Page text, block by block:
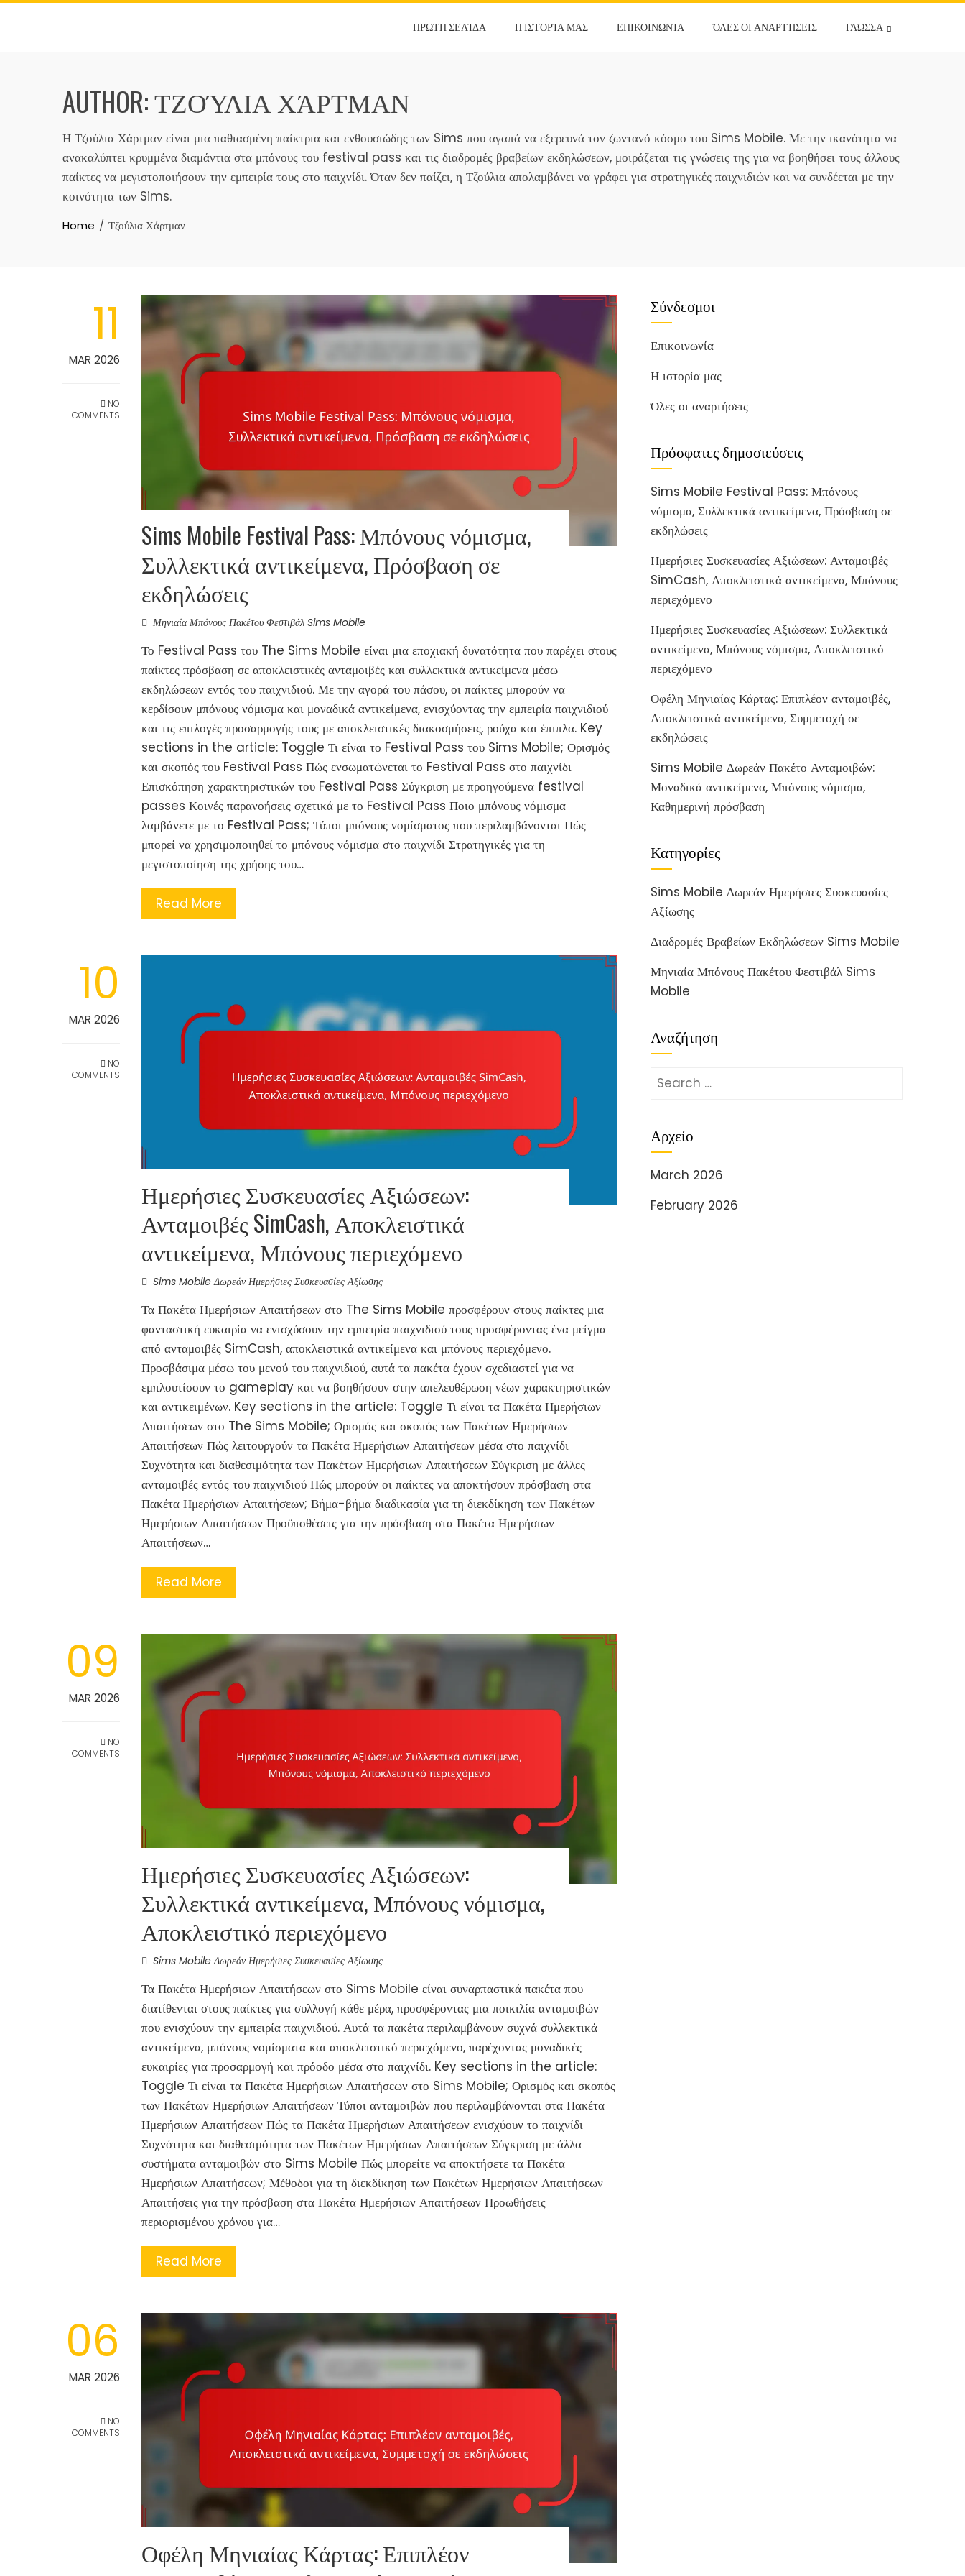
Skip
ΠΡΏΤΗ ΣΕΛΊΔΑ Η ΙΣΤΟΡΊΑ ΜΑΣ ΕΠΙΚΟΙΝΩΝΊΑ ΌΛΕΣ ΟΙ ΑΝΑΡΤΉΣΕΙΣ ΓΛΏΣΣΑ
AUTHOR:ΤΖΟΎΛΙΑ ΧΆΡΤΜΑΝ
Η Τζούλια Χάρτμαν είναι μια παθιασμένη παίκτρια και ενθουσιώδης των Sims που αγαπά να εξερευνά τον ζωντανό κόσμο του Sims Mobile. Με την ικανότητα να
ανακαλύπτει κρυμμένα διαμάντια στα μπόνους του festival pass και τις διαδρομές βραβείων εκδηλώσεων, μοιράζεται τις γνώσεις της για να βοηθήσει τους άλλους
παίκτες να μεγιστοποιήσουν την εμπειρία τους στο παιχνίδι. Όταν δεν παίζει, η Τζούλια απολαμβάνει να γράφει για στρατηγικές παιχνιδιών και να συνδέεται με την
κοινότητα των Sims.
Home Τζούλια Χάρτμαν
11
MAR 2026
NO
COMMENTS
Sims Mobile Festival Pass: Μπόνους νόμισμα,
Συλλεκτικά αντικείμενα, Πρόσβαση σε
εκδηλώσεις
Μηνιαία Μπόνους Πακέτου Φεστιβάλ Sims Mobile
Το Festival Pass του The Sims Mobile είναι μια εποχιακή δυνατότητα που παρέχει στους
παίκτες πρόσβαση σε αποκλειστικές ανταμοιβές και συλλεκτικά αντικείμενα μέσω
εκδηλώσεων εντός του παιχνιδιού. Με την αγορά του πάσου, οι παίκτες μπορούν να
κερδίσουν μπόνους νόμισμα και μοναδικά αντικείμενα, ενισχύοντας την εμπειρία παιχνιδιού
και τις επιλογές προσαρμογής τους με αποκλειστικές διακοσμήσεις, ρούχα και έπιπλα. Key
sections in the article: Toggle Τι είναι το Festival Pass του Sims Mobile; Ορισμός
και σκοπός του Festival Pass Πώς ενσωματώνεται το Festival Pass στο παιχνίδι
Επισκόπηση χαρακτηριστικών του Festival Pass Σύγκριση με προηγούμενα festival
passes Κοινές παρανοήσεις σχετικά με το Festival Pass Ποιο μπόνους νόμισμα
λαμβάνετε με το Festival Pass; Τύποι μπόνους νομίσματος που περιλαμβάνονται Πώς
μπορεί να χρησιμοποιηθεί το μπόνους νόμισμα στο παιχνίδι Στρατηγικές για τη
μεγιστοποίηση της χρήσης του…
Read More
10
MAR 2026
NO
COMMENTS
Ημερήσιες Συσκευασίες Αξιώσεων:
Ανταμοιβές SimCash, Αποκλειστικά
αντικείμενα, Μπόνους περιεχόμενο
Sims Mobile Δωρεάν Ημερήσιες Συσκευασίες Αξίωσης
Τα Πακέτα Ημερήσιων Απαιτήσεων στο The Sims Mobile προσφέρουν στους παίκτες μια
φανταστική ευκαιρία να ενισχύσουν την εμπειρία παιχνιδιού τους προσφέροντας ένα μείγμα
από ανταμοιβές SimCash, αποκλειστικά αντικείμενα και μπόνους περιεχόμενο.
Προσβάσιμα μέσω του μενού του παιχνιδιού, αυτά τα πακέτα έχουν σχεδιαστεί για να
εμπλουτίσουν το gameplay και να βοηθήσουν στην απελευθέρωση νέων χαρακτηριστικών
και αντικειμένων. Key sections in the article: Toggle Τι είναι τα Πακέτα Ημερήσιων
Απαιτήσεων στο The Sims Mobile; Ορισμός και σκοπός των Πακέτων Ημερήσιων
Απαιτήσεων Πώς λειτουργούν τα Πακέτα Ημερήσιων Απαιτήσεων μέσα στο παιχνίδι
Συχνότητα και διαθεσιμότητα των Πακέτων Ημερήσιων Απαιτήσεων Σύγκριση με άλλες
ανταμοιβές εντός του παιχνιδιού Πώς μπορούν οι παίκτες να αποκτήσουν πρόσβαση στα
Πακέτα Ημερήσιων Απαιτήσεων; Βήμα-βήμα διαδικασία για τη διεκδίκηση των Πακέτων
Ημερήσιων Απαιτήσεων Προϋποθέσεις για την πρόσβαση στα Πακέτα Ημερήσιων
Απαιτήσεων…
Read More
09
MAR 2026
NO
COMMENTS
Ημερήσιες Συσκευασίες Αξιώσεων:
Συλλεκτικά αντικείμενα, Μπόνους νόμισμα,
Αποκλειστικό περιεχόμενο
Sims Mobile Δωρεάν Ημερήσιες Συσκευασίες Αξίωσης
Τα Πακέτα Ημερήσιων Απαιτήσεων στο Sims Mobile είναι συναρπαστικά πακέτα που
διατίθενται στους παίκτες για συλλογή κάθε μέρα, προσφέροντας μια ποικιλία ανταμοιβών
που ενισχύουν την εμπειρία παιχνιδιού. Αυτά τα πακέτα περιλαμβάνουν συχνά συλλεκτικά
αντικείμενα, μπόνους νομίσματα και αποκλειστικό περιεχόμενο, παρέχοντας μοναδικές
ευκαιρίες για προσαρμογή και πρόοδο μέσα στο παιχνίδι. Key sections in the article:
Toggle Τι είναι τα Πακέτα Ημερήσιων Απαιτήσεων στο Sims Mobile; Ορισμός και σκοπός
των Πακέτων Ημερήσιων Απαιτήσεων Τύποι ανταμοιβών που περιλαμβάνονται στα Πακέτα
Ημερήσιων Απαιτήσεων Πώς τα Πακέτα Ημερήσιων Απαιτήσεων ενισχύουν το παιχνίδι
Συχνότητα και διαθεσιμότητα των Πακέτων Ημερήσιων Απαιτήσεων Σύγκριση με άλλα
συστήματα ανταμοιβών στο Sims Mobile Πώς μπορείτε να αποκτήσετε τα Πακέτα
Ημερήσιων Απαιτήσεων; Μέθοδοι για τη διεκδίκηση των Πακέτων Ημερήσιων Απαιτήσεων
Απαιτήσεις για την πρόσβαση στα Πακέτα Ημερήσιων Απαιτήσεων Προωθήσεις
περιορισμένου χρόνου για…
Read More
06
MAR 2026
NO
COMMENTS
Οφέλη Μηνιαίας Κάρτας: Επιπλέον
Σύνδεσμοι
Επικοινωνία
Η ιστορία μας
Όλες οι αναρτήσεις
Πρόσφατες δημοσιεύσεις
Sims Mobile Festival Pass: Μπόνους
νόμισμα, Συλλεκτικά αντικείμενα, Πρόσβαση σε
εκδηλώσεις
Ημερήσιες Συσκευασίες Αξιώσεων: Ανταμοιβές
SimCash, Αποκλειστικά αντικείμενα, Μπόνους
περιεχόμενο
Ημερήσιες Συσκευασίες Αξιώσεων: Συλλεκτικά
αντικείμενα, Μπόνους νόμισμα, Αποκλειστικό
περιεχόμενο
Οφέλη Μηνιαίας Κάρτας: Επιπλέον ανταμοιβές,
Αποκλειστικά αντικείμενα, Συμμετοχή σε
εκδηλώσεις
Sims Mobile Δωρεάν Πακέτο Ανταμοιβών:
Μοναδικά αντικείμενα, Μπόνους νόμισμα,
Καθημερινή πρόσβαση
Κατηγορίες
Sims Mobile Δωρεάν Ημερήσιες Συσκευασίες
Αξίωσης
Διαδρομές Βραβείων Εκδηλώσεων Sims Mobile
Μηνιαία Μπόνους Πακέτου Φεστιβάλ Sims
Mobile
Αναζήτηση
Search
Αρχείο
March 2026
February 2026